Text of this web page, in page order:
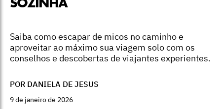
SOZINHA
Saiba como escapar de micos no caminho e
aproveitar ao máximo sua viagem solo com os
conselhos e descobertas de viajantes experientes.
POR DANIELA DE JESUS
9 de janeiro de 2026